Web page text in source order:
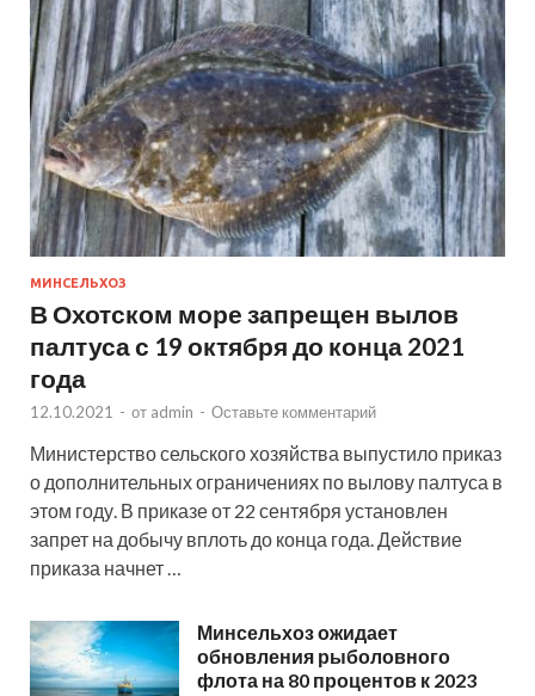
МИНСЕЛЬХОЗ
В Охотском море запрещен вылов
палтуса с 19 октября до конца 2021
года
12.10.2021 - от admin - Оставьте комментарий
Министерство сельского хозяйства выпустило приказ
о дополнительных ограничениях по вылову палтуса в
этом году. В приказе от 22 сентября установлен
запрет на добычу вплоть до конца года. Действие
приказа начнет …
Минсельхоз ожидает
обновления рыболовного
флота на 80 процентов к 2023